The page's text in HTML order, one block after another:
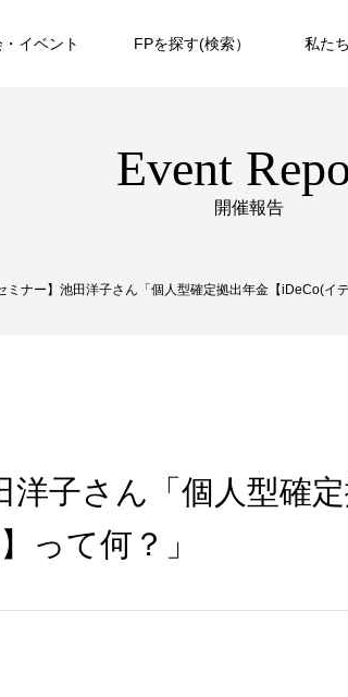
イベント FPを探す(検索） 私た
Event
開催報告
ミナー】池田洋子さん「個人型確定拠出年金【iDeCo(イ
洋子さん「個人型確
って何？」
第２回